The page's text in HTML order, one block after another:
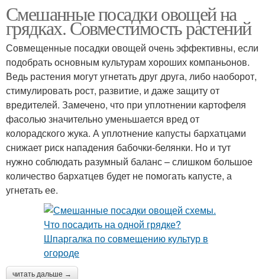
Смешанные посадки овощей на
грядках. Совместимость растений
Совмещенные посадки овощей очень эффективны, если
подобрать основным культурам хороших компаньонов.
Ведь растения могут угнетать друг друга, либо наоборот,
стимулировать рост, развитие, и даже защиту от
вредителей. Замечено, что при уплотнении картофеля
фасолью значительно уменьшается вред от
колорадского жука. А уплотнение капусты бархатцами
снижает риск нападения бабочки-белянки. Но и тут
нужно соблюдать разумный баланс – слишком большое
количество бархатцев будет не помогать капусте, а
угнетать ее.
читать дальше →